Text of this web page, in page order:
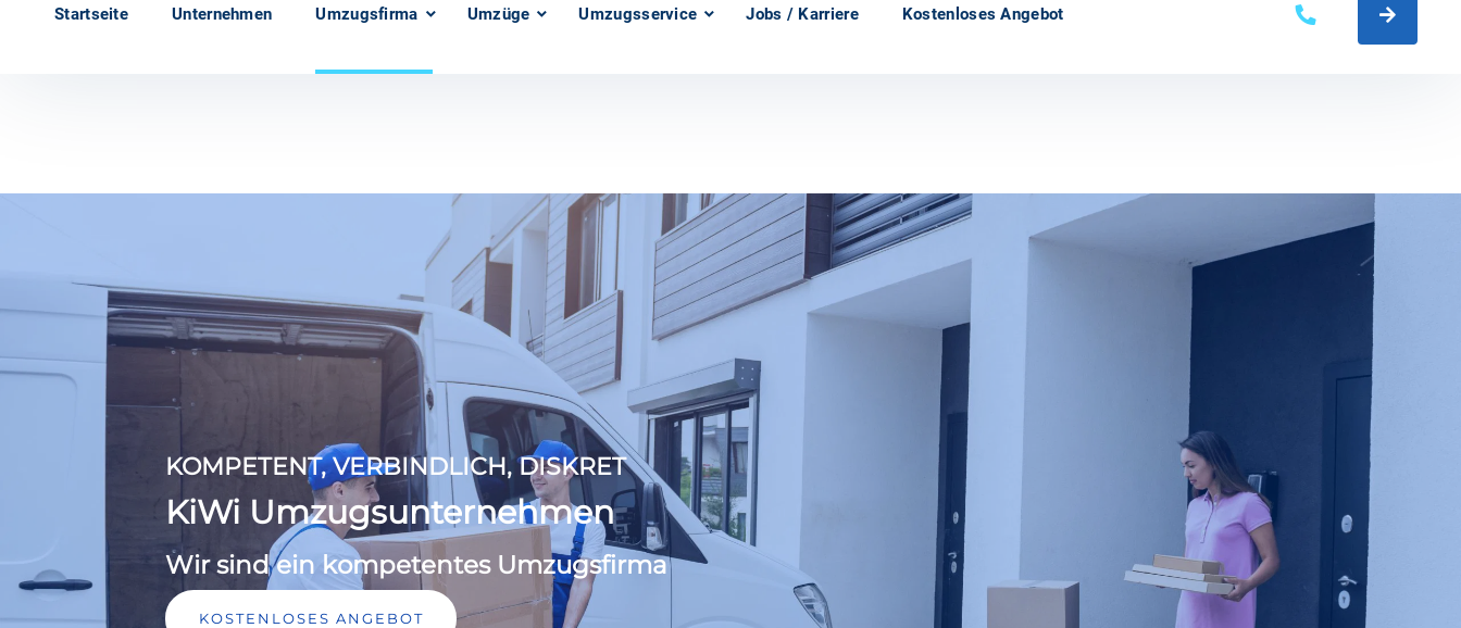
Startseite Unternehmen Umzugsfirma Umzüge Umzugsservice Jobs / Karriere Kostenloses Angebot
KOMPETENT, VERBINDLICH, DISKRET
KiWi Umzugsunternehmen
Wir sind ein kompetentes Umzugsfirma
KOSTENLOSES ANGEBOT